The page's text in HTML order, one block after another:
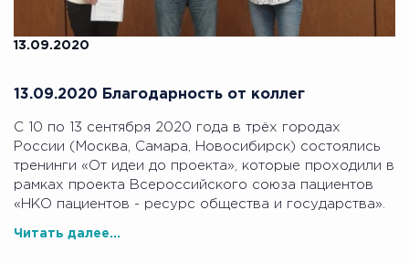
13.09.2020
13.09.2020 Благодарность от коллег
С 10 по 13 сентября 2020 года в трёх городах
России (Москва, Самара, Новосибирск) состоялись
тренинги «От идеи до проекта», которые проходили в
рамках проекта Всероссийского союза пациентов
«НКО пациентов - ресурс общества и государства».
Читать далее...